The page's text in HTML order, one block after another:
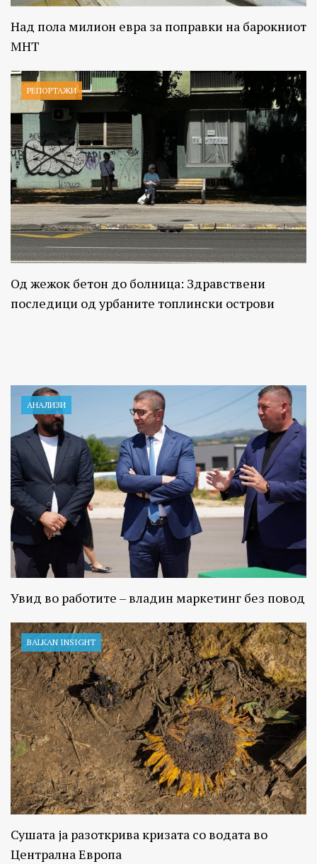
Над пола милион евра за поправки на барокниот
МНТ
РЕПОРТАЖИ
Од жежок бетон до болница: Здравствени
последици од урбаните топлински острови
АНАЛИЗИ
Увид во работите – владин маркетинг без повод
BALKAN INSIGHT
Сушата ја разоткрива кризата со водата во
Централна Европа